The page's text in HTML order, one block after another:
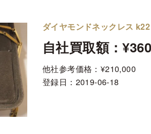
ダイヤモンドネックレス k22
自社買取額：
他社参考価格：¥210,000
登録日： 2019-06-18